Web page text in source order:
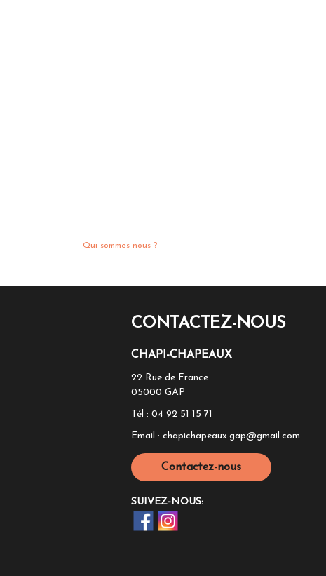
Qui sommes nous ?
CONTACTEZ-NOUS
CHAPI-CHAPEAUX
22 Rue de France
05000 GAP
Tél : 04 92 51 15 71
Email : chapichapeaux.gap@gmail.com
Contactez-nous
SUIVEZ-NOUS: